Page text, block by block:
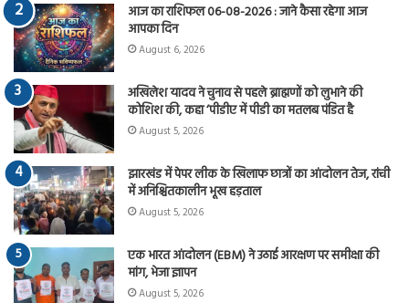
आज का राशिफल 06-08-2026 : जाने कैसा रहेगा आज
आपका दिन
August 6, 2026
अखिलेश यादव ने चुनाव से पहले ब्राह्मणों को लुभाने की
कोशिश की, कहा ‘पीडीए में पीडी का मतलब पंडित है
August 5, 2026
झारखंड में पेपर लीक के खिलाफ छात्रों का आंदोलन तेज, रांची
में अनिश्चितकालीन भूख हड़ताल
August 5, 2026
एक भारत आंदोलन (EBM) ने उठाई आरक्षण पर समीक्षा की
मांग, भेजा ज्ञापन
August 5, 2026